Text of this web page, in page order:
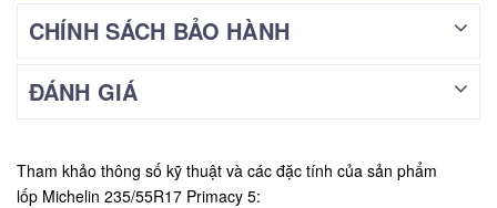
CHÍNH SÁCH BẢO HÀNH
ĐÁNH GIÁ
Tham khảo thông số kỹ thuật và các đặc tính của sản phẩm
lốp Michelin 235/55R17 Primacy 5: